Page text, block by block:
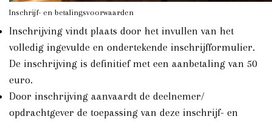
Inschrijf- en betalingsvoorwaarden
Inschrijving vindt plaats door het invullen van het
volledig ingevulde en ondertekende inschrijfformulier.
De inschrijving is definitief met een aanbetaling van 50
euro.
Door inschrijving aanvaardt de deelnemer/
opdrachtgever de toepassing van deze inschrijf- en